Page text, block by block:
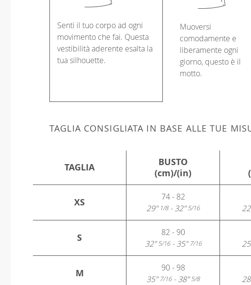
Senti il tuo corpo ad ogni
movimento che fai. Questa
vestibilità aderente esalta la
tua silhouette.
Muoversi
comodamente e
liberamente ogni
giorno, questo è il
motto.
TAGLIA CONSIGLIATA IN BASE ALLE TUE
TAGLIA
BUSTO
(cm)/(in)
XS
74 - 82
29"1/8- 32"5/16
S
82 - 90
32"5/16- 35"7/16
M
90 - 98
35"7/16- 38"5/8